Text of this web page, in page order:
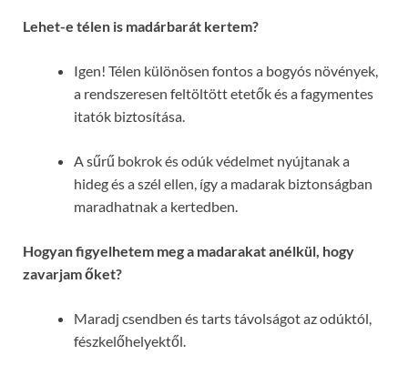
Lehet-e télen is madárbarát kertem?
Igen! Télen különösen fontos a bogyós növények,
a rendszeresen feltöltött etetők és a fagymentes
itatók biztosítása.
A sűrű bokrok és odúk védelmet nyújtanak a
hideg és a szél ellen, így a madarak biztonságban
maradhatnak a kertedben.
Hogyan figyelhetem meg a madarakat anélkül, hogy
zavarjam őket?
Maradj csendben és tarts távolságot az odúktól,
fészkelőhelyektől.